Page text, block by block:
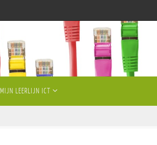
MIJN LEERLIJN ICT